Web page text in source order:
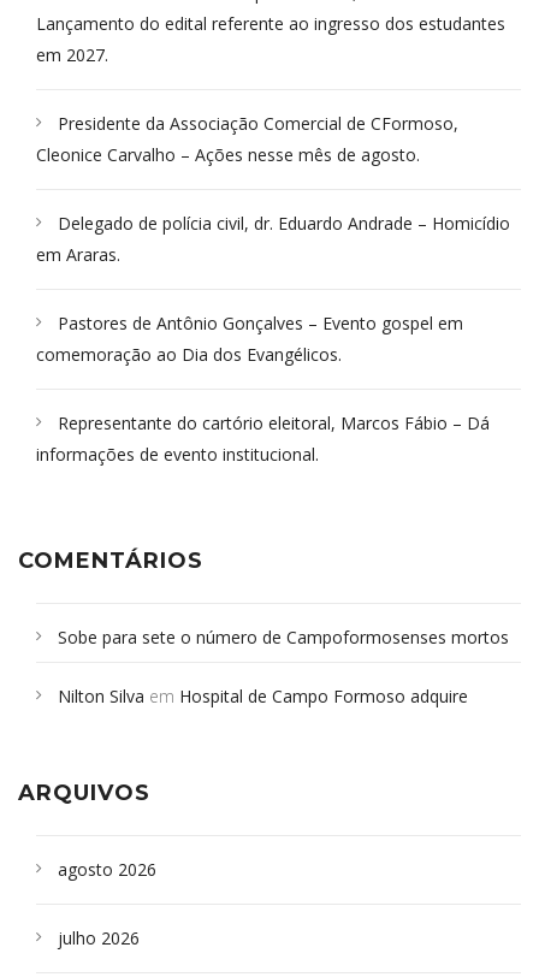
Lançamento do edital referente ao ingresso dos estudantes
em 2027.
Presidente da Associação Comercial de CFormoso,
Cleonice Carvalho – Ações nesse mês de agosto.
Delegado de polícia civil, dr. Eduardo Andrade – Homicídio
em Araras.
Pastores de Antônio Gonçalves – Evento gospel em
comemoração ao Dia dos Evangélicos.
Representante do cartório eleitoral, Marcos Fábio – Dá
informações de evento institucional.
COMENTÁRIOS
Sobe para sete o número de Campoformosenses mortos
Campoformosenses que morreram em desabamentos são
Nilton Silva em Hospital de Campo Formoso adquire
ARQUIVOS
agosto 2026
julho 2026